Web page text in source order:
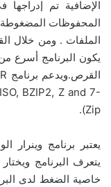
الإضافية تم
الملفات . ومن خلال
يكون البرنامج أسرع
BZIP2, Z and 7-
Zip).
يعتبر برنامج وينرار
يتعرف البرنامج
خاصية الضغط لدى